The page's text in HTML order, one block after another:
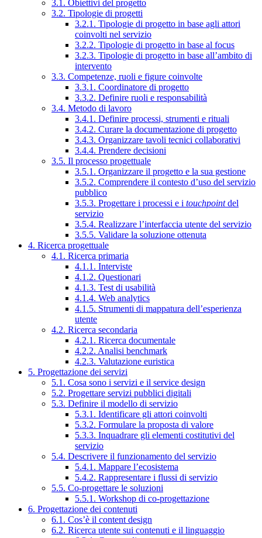
3.1. Obiettivi del progetto
3.2. Tipologie di progetti
3.2.1. Tipologie di progetto in base agli attori
coinvolti nel servizio
3.2.2. Tipologie di progetto in base al focus
3.2.3. Tipologie di progetto in base all’ambito di
intervento
3.3. Competenze, ruoli e figure coinvolte
3.3.1. Coordinatore di progetto
3.3.2. Definire ruoli e responsabilità
3.4. Metodo di lavoro
3.4.1. Definire processi, strumenti e rituali
3.4.2. Curare la documentazione di progetto
3.4.3. Organizzare tavoli tecnici collaborativi
3.4.4. Prendere decisioni
3.5. Il processo progettuale
3.5.1. Organizzare il progetto e la sua gestione
3.5.2. Comprendere il contesto d’uso del servizio
pubblico
3.5.3. Progettare i processi e i touchpointdel
servizio
3.5.4. Realizzare l’interfaccia utente del servizio
3.5.5. Validare la soluzione ottenuta
4. Ricerca progettuale
4.1. Ricerca primaria
4.1.1. Interviste
4.1.2. Questionari
4.1.3. Test di usabilità
4.1.4. Web analytics
4.1.5. Strumenti di mappatura dell’esperienza
utente
4.2. Ricerca secondaria
4.2.1. Ricerca documentale
4.2.2. Analisi benchmark
4.2.3. Valutazione euristica
5. Progettazione dei servizi
5.1. Cosa sono i servizi e il service design
5.2. Progettare servizi pubblici digitali
5.3. Definire il modello di servizio
5.3.1. Identificare gli attori coinvolti
5.3.2. Formulare la proposta di valore
5.3.3. Inquadrare gli elementi costitutivi del
servizio
5.4. Descrivere il funzionamento del servizio
5.4.1. Mappare l’ecosistema
5.4.2. Rappresentare i flussi di servizio
5.5. Co-progettare le soluzioni
5.5.1. Workshop di co-progettazione
6. Progettazione dei contenuti
6.1. Cos’è il content design
6.2. Ricerca utente sui contenuti e il linguaggio